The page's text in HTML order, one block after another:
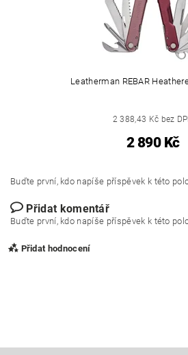
Leatherman REBAR
2 388,43 Kč bez
2 890 Kč
Buďte první, kdo napíše příspěvek k této
Přidat komentář
Buďte první, kdo napíše příspěvek k této
Přidat hodnocení